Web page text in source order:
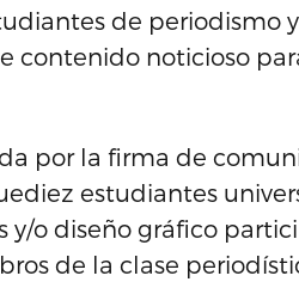
de periodismo
contenido noticioso
por la firma de
estudiantes
y/o diseño gráfico
de la clase